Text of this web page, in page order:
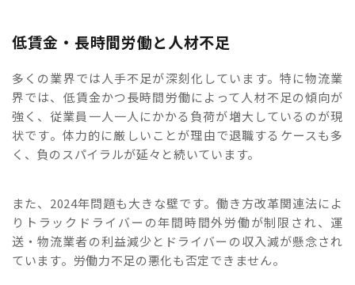
低賃金・長時間労働と人材不足
多くの業界では人手不足が深刻化しています。特に物流業
界では、低賃金かつ長時間労働によって人材不足の傾向が
強く、従業員一人一人にかかる負荷が増大しているのが現
状です。体力的に厳しいことが理由で退職するケースも多
く、負のスパイラルが延々と続いています。
また、2024年問題も大きな壁です。働き方改革関連法によ
りトラックドライバーの年間時間外労働が制限され、運
送・物流業者の利益減少とドライバーの収入減が懸念され
ています。労働力不足の悪化も否定できません。